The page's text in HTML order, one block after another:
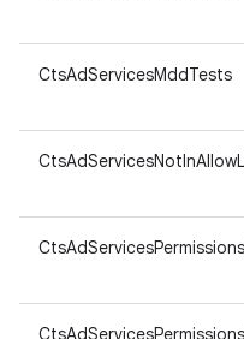
CtsAdServicesMddTests